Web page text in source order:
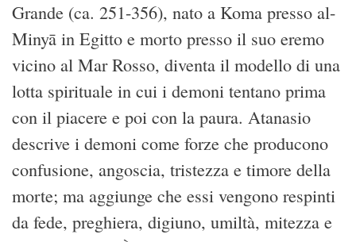
Grande (ca. 251-356), nato a Koma presso al-
Minyā in Egitto e morto presso il suo eremo
vicino al Mar Rosso, diventa il modello di una
lotta spirituale in cui i demoni tentano prima
con il piacere e poi con la paura. Atanasio
descrive i demoni come forze che producono
confusione, angoscia, tristezza e timore della
morte; ma aggiunge che essi vengono respinti
da fede, preghiera, digiuno, umiltà, mitezza e